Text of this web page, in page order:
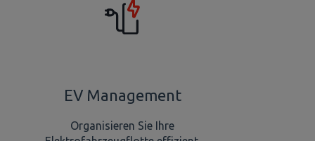
EV Management
Organisieren Sie Ihre